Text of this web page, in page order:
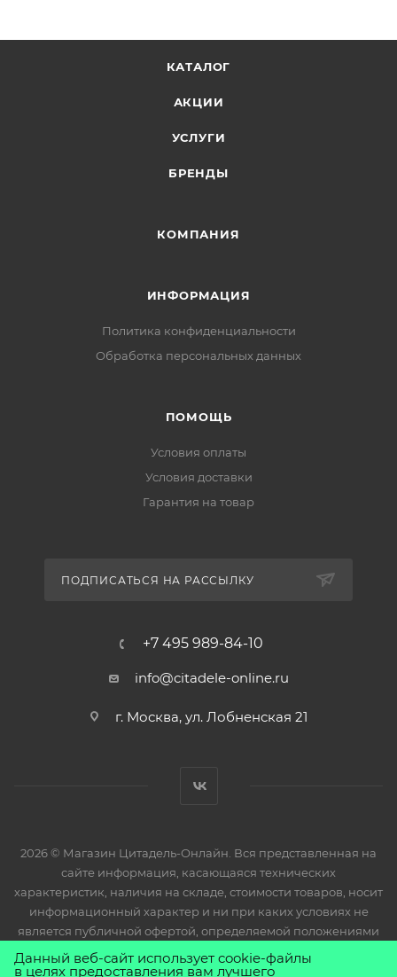
КАТАЛОГ
АКЦИИ
УСЛУГИ
БРЕНДЫ
КОМПАНИЯ
ИНФОРМАЦИЯ
Политика конфиденциальности
Обработка персональных данных
ПОМОЩЬ
Условия оплаты
Условия доставки
Гарантия на товар
ПОДПИСАТЬСЯ НА РАССЫЛКУ
+7 495 989-84-10
info@citadele-online.ru
г. Москва, ул. Лобненская 21
2026 © Магазин Цитадель-Онлайн. Вся представленная на
сайте информация, касающаяся технических
характеристик, наличия на складе, стоимости товаров, носит
информационный характер и ни при каких условиях не
является публичной офертой, определяемой положениями
Статьи 437(2) Гражданского кодекса РФ.
Данный веб-сайт использует cookie-файлы
в целях предоставления вам лучшего